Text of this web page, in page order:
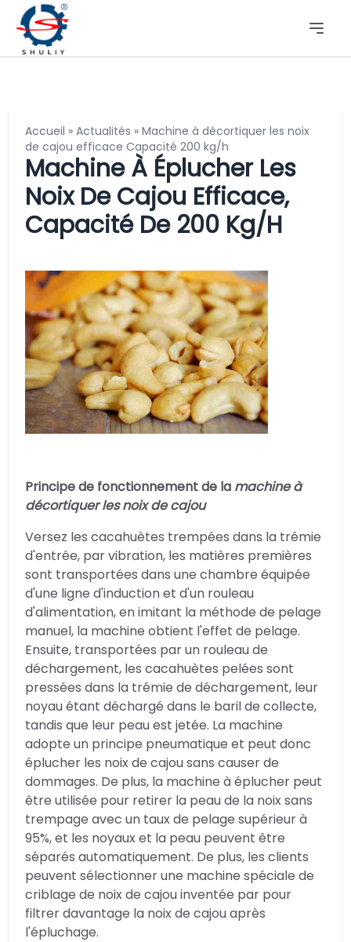
Accueil » Actualités » Machine à décortiquer les noix
de cajou efficace Capacité 200 kg/h
Machine À Éplucher Les
Noix De Cajou Efficace,
Capacité De 200 Kg/h
Principe de fonctionnement de la machine à
décortiquer les noix de cajou
Versez les cacahuètes trempées dans la trémie
d'entrée, par vibration, les matières premières
sont transportées dans une chambre équipée
d'une ligne d'induction et d'un rouleau
d'alimentation, en imitant la méthode de pelage
manuel, la machine obtient l'effet de pelage.
Ensuite, transportées par un rouleau de
déchargement, les cacahuètes pelées sont
pressées dans la trémie de déchargement, leur
noyau étant déchargé dans le baril de collecte,
tandis que leur peau est jetée. La machine
adopte un principe pneumatique et peut donc
éplucher les noix de cajou sans causer de
dommages. De plus, la machine à éplucher peut
être utilisée pour retirer la peau de la noix sans
trempage avec un taux de pelage supérieur à
95%, et les noyaux et la peau peuvent être
séparés automatiquement. De plus, les clients
peuvent sélectionner une machine spéciale de
criblage de noix de cajou inventée par pour
filtrer davantage la noix de cajou après
l'épluchage.